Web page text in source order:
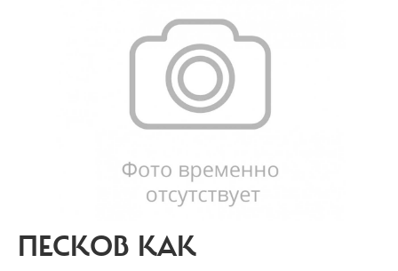
ПЕСКОВ КАК